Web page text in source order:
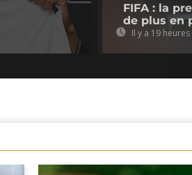
FIFA : la
de plus en
Il y a 19 heures